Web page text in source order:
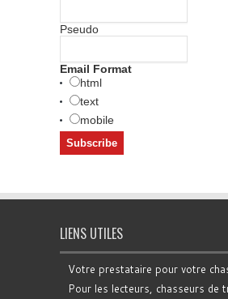
Pseudo
Email Format
html
text
mobile
LIENS UTILES
Votre prestataire pour votre
Pour les lecteurs, chasseurs de